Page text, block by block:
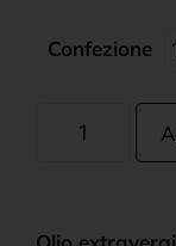
Confezione